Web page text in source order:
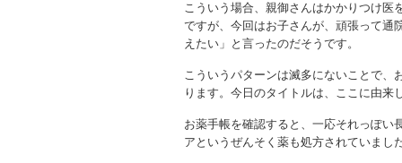
こういう場合、親御さんはかかりつけ医
ですが、今回はお子さんが、頑張って通
えたい」と言ったのだそうです。
こういうパターンは滅多にないことで、
ります。今日のタイトルは、ここに由来
お薬手帳を確認すると、一応それっぽい
アというぜんそく薬も処方されていまし